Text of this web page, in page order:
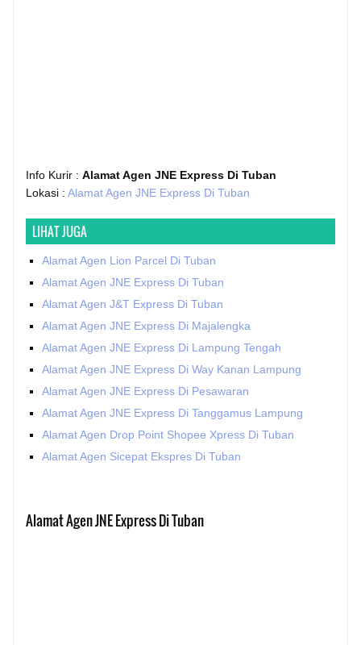
Info Kurir : Alamat Agen JNE Express Di Tuban
Lokasi : Alamat Agen JNE Express Di Tuban
LIHAT JUGA
Alamat Agen Lion Parcel Di Tuban
Alamat Agen JNE Express Di Tuban
Alamat Agen J&T Express Di Tuban
Alamat Agen JNE Express Di Majalengka
Alamat Agen JNE Express Di Lampung Tengah
Alamat Agen JNE Express Di Way Kanan Lampung
Alamat Agen JNE Express Di Pesawaran
Alamat Agen JNE Express Di Tanggamus Lampung
Alamat Agen Drop Point Shopee Xpress Di Tuban
Alamat Agen Sicepat Ekspres Di Tuban
Alamat Agen JNE Express Di Tuban